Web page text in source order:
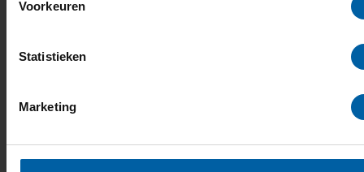
Voorkeuren
Statistieken
Marketing
BUas: nog altijd belemmeringen